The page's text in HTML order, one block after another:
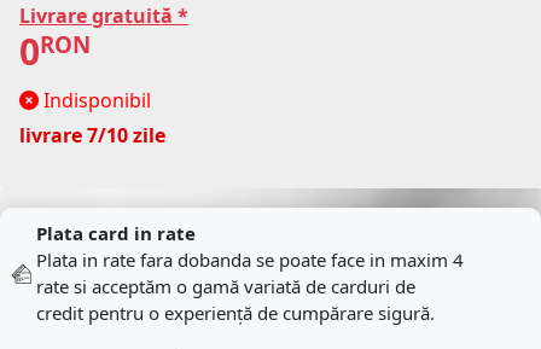
Livrare gratuită *
0RON
Indisponibil
livrare 7/10 zile
Plata card in rate
Plata in rate fara dobanda se poate face in maxim 4
rate si acceptăm o gamă variată de carduri de
credit pentru o experiență de cumpărare sigură.